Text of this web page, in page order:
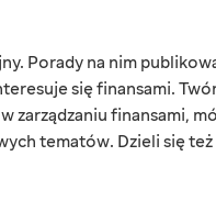
Porady na nim
się finansami.
zarządzaniu finansami,
tematów. Dzieli się